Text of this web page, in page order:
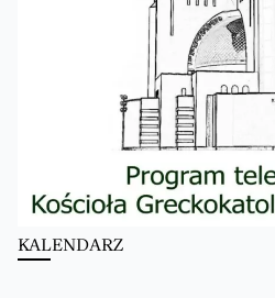
KALENDARZ